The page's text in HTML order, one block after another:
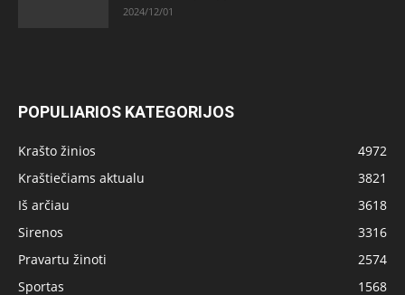
2024/12/01
POPULIARIOS KATEGORIJOS
Krašto žinios
4972
Kraštiečiams aktualu
3821
Iš arčiau
3618
Sirenos
3316
Pravartu žinoti
2574
Sportas
1568